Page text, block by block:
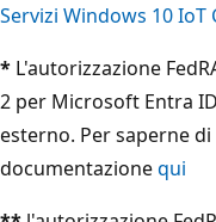
Servizi Windows 10 IoT
* L'autorizzazione
2 per Microsoft Entra
esterno. Per saperne
documentazionequi